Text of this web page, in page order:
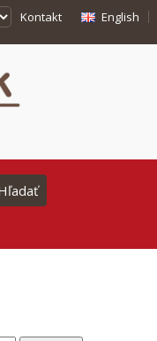
Kontakt English